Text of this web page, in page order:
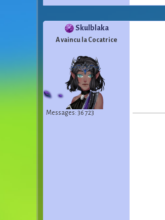
Skulblaka
A vaincu la Cocatrice
Messages: 36 723